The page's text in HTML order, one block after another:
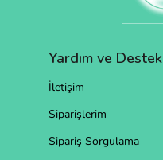
Yardım ve Destek
İletişim
Siparişlerim
Sipariş Sorgulama